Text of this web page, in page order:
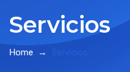
Servicios
Home → Servicios